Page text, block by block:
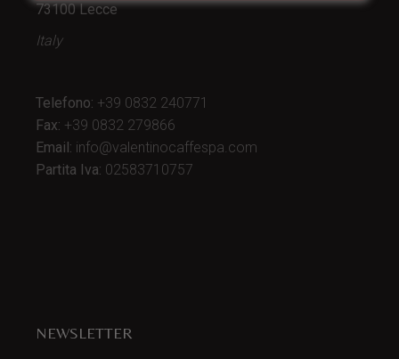
73100 Lecce
Italy
Telefono: +39 0832 240771
Fax: +39 0832 279866
Email: info@valentinocaffespa.com
Partita Iva: 02583710757
NEWSLETTER